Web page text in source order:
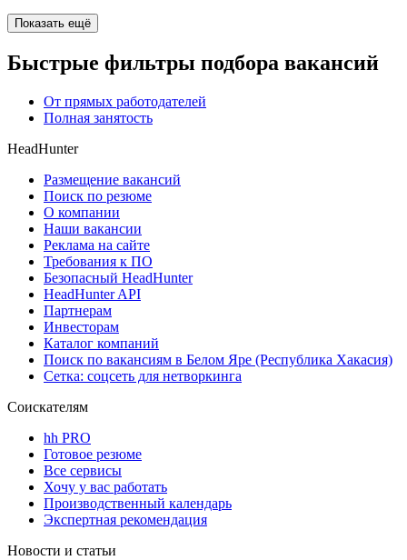
Показать ещё
Быстрые фильтры подбора вакансий
От прямых работодателей
Полная занятость
HeadHunter
Размещение вакансий
Поиск по резюме
О компании
Наши вакансии
Реклама на сайте
Требования к ПО
Безопасный HeadHunter
HeadHunter API
Партнерам
Инвесторам
Каталог компаний
Поиск по вакансиям в Белом Яре (Республика Хакасия)
Сетка: соцсеть для нетворкинга
Соискателям
hh PRO
Готовое резюме
Все сервисы
Хочу у вас работать
Производственный календарь
Экспертная рекомендация
Новости и статьи